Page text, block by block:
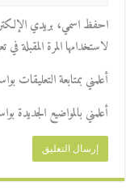
احفظ اسمي، بريدي
لاستخدامها المرة المقبلة في
أعلمني بمتابعة التعليقات
أعلمني بالمواضيع الجديدة